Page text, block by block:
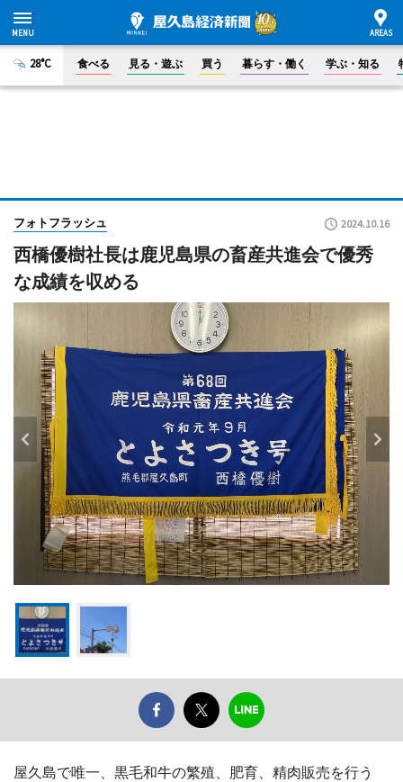
28°C 食べる 見る・遊ぶ 買う 暮らす・働く 学ぶ・知る
フォトフラッシュ 2024.10.16
西橋優樹社長は鹿児島県の畜産共進会で優秀
な成績を収める
屋久島で唯一、黒毛和牛の繁殖、肥育、精肉販売を行う